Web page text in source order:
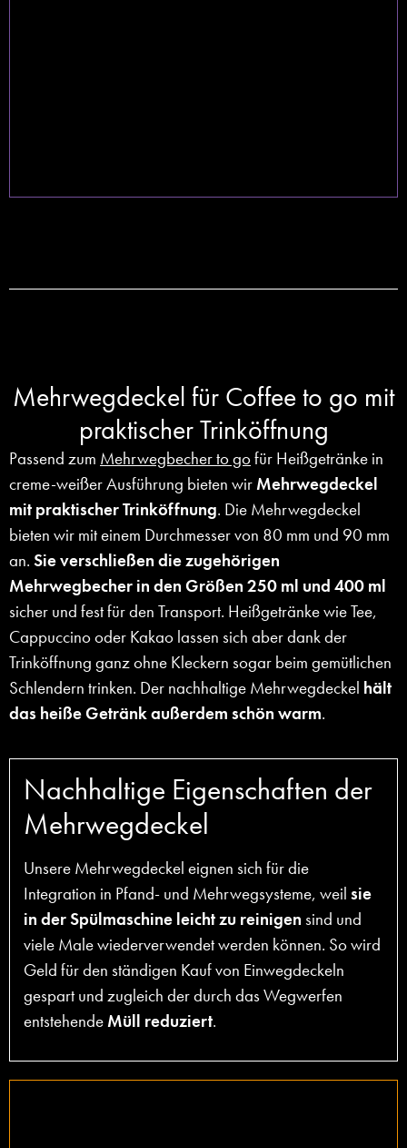
Mehrwegdeckel für Coffee to go mit
praktischer Trinköffnung
Passend zum Mehrwegbecher to gofür Heißgetränke in
creme-weißer Ausführung bieten wirMehrwegdeckel
mit praktischer Trinköffnung. Die Mehrwegdeckel
bieten wir mit einem Durchmesser von 80 mm und 90 mm
an. Sie verschließen die zugehörigen
Mehrwegbecher in den Größen 250 ml und 400 ml
sicher und fest für den Transport. Heißgetränke wie Tee,
Cappuccino oder Kakao lassen sich aber dank der
Trinköffnung ganz ohne Kleckern sogar beim gemütlichen
Schlendern trinken. Der nachhaltige Mehrwegdeckel hält
das heiße Getränk außerdem schön warm.
Nachhaltige Eigenschaften der
Mehrwegdeckel
Unsere Mehrwegdeckel eignen sich für die
Integration in Pfand- und Mehrwegsysteme, weil sie
in der Spülmaschine leicht zu reinigen sind und
viele Male wiederverwendet werden können. So wird
Geld für den ständigen Kauf von Einwegdeckeln
gespart und zugleich der durch das Wegwerfen
entstehendeMüll reduziert.